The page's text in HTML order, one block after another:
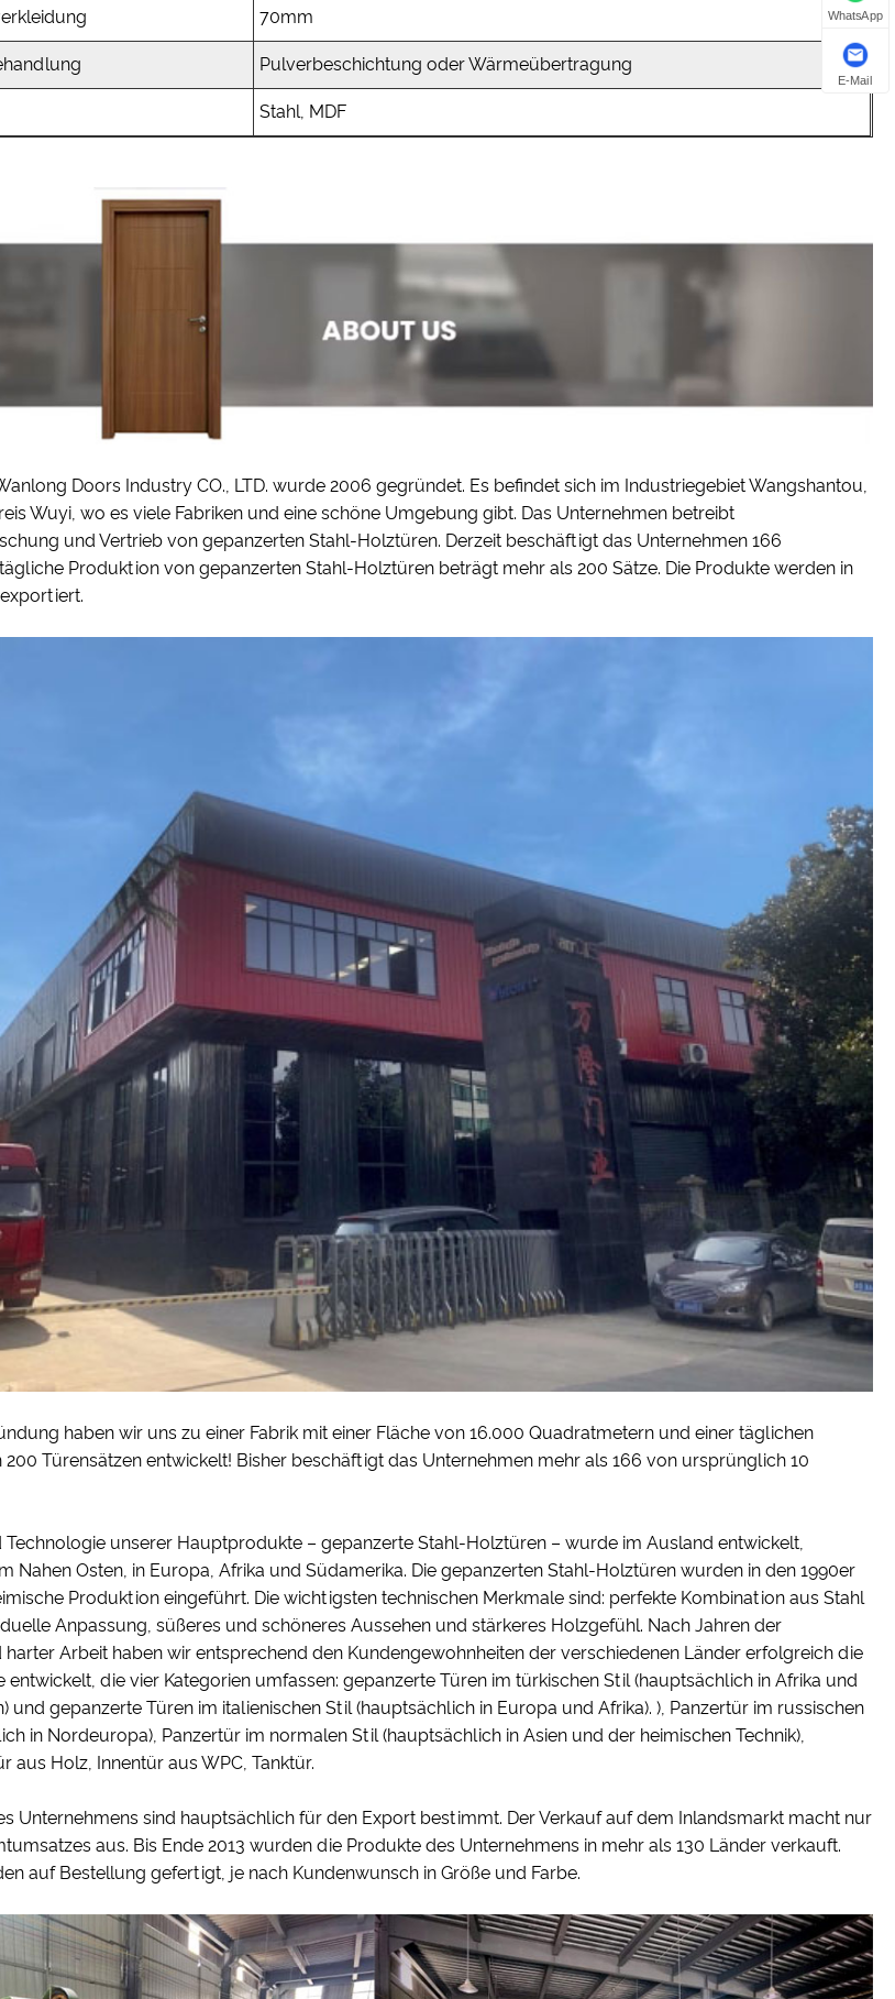
70mm
Pulverbeschichtung oder Wärmeübertragung
Stahl, MDF
Doors Industry CO., LTD. wurde 2006 gegründet. Es befindet sich im Industriegebiet Wangshantou,
Wuyi, wo es viele Fabriken und eine schöne Umgebung gibt. Das Unternehmen betreibt
und Vertrieb von gepanzerten Stahl-Holztüren. Derzeit beschäftigt das Unternehmen 166
Produktion von gepanzerten Stahl-Holztüren beträgt mehr als 200 Sätze. Die Produkte werden in
haben wir uns zu einer Fabrik mit einer Fläche von 16.000 Quadratmetern und einer täglichen
Türensätzen entwickelt! Bisher beschäftigt das Unternehmen mehr als 166 von ursprünglich 10
Technologie unserer Hauptprodukte – gepanzerte Stahl-Holztüren – wurde im Ausland entwickelt,
Nahen Osten, in Europa, Afrika und Südamerika. Die gepanzerten Stahl-Holztüren wurden in den 1990er
Produktion eingeführt. Die wichtigsten technischen Merkmale sind: perfekte Kombination aus Stahl
Anpassung, süßeres und schöneres Aussehen und stärkeres Holzgefühl. Nach Jahren der
Arbeit haben wir entsprechend den Kundengewohnheiten der verschiedenen Länder erfolgreich die
entwickelt, die vier Kategorien umfassen: gepanzerte Türen im türkischen Stil (hauptsächlich in Afrika und
und gepanzerte Türen im italienischen Stil (hauptsächlich in Europa und Afrika). ), Panzertür im russischen
in Nordeuropa), Panzertür im normalen Stil (hauptsächlich in Asien und der heimischen Technik),
aus Holz, Innentür aus WPC, Tanktür.
Unternehmens sind hauptsächlich für den Export bestimmt. Der Verkauf auf dem Inlandsmarkt macht nur
aus. Bis Ende 2013 wurden die Produkte des Unternehmens in mehr als 130 Länder verkauft.
auf Bestellung gefertigt, je nach Kundenwunsch in Größe und Farbe.
WhatsApp
E-Mail